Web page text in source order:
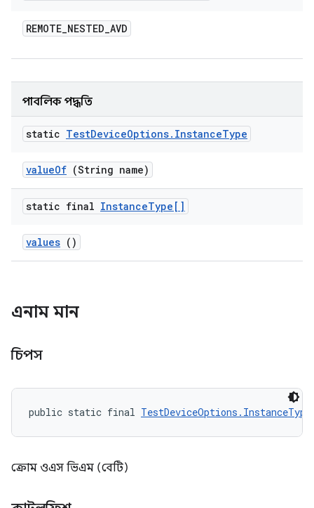
REMOTE_NESTED_AVD
পাবলিক পদ্ধতি
static TestDeviceOptions. InstanceType
valueOf (String name)
static final InstanceType[]
values ()
এনাম মান
চিপস
public static final TestDeviceOptions.InstanceType
ক্রোম ওএস ভিএম (বেটি)